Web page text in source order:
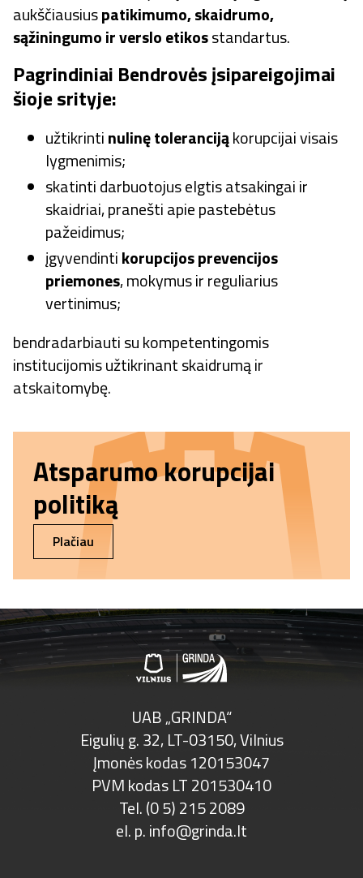
aukščiausiuspatikimumo, skaidrumo,
sąžiningumo ir verslo etikosstandartus.
Pagrindiniai Bendrovės įsipareigojimai
šioje srityje:
užtikrintinulinę tolerancijąkorupcijai visais
lygmenimis;
skatinti darbuotojus elgtis atsakingai ir
skaidriai, pranešti apie pastebėtus
pažeidimus;
įgyvendintikorupcijos prevencijos
priemones, mokymus ir reguliarius
vertinimus;
bendradarbiauti su kompetentingomis
institucijomis užtikrinant skaidrumą ir
atskaitomybę.
Atsparumo korupcijai
politiką
Plačiau
UAB „GRINDA“
Eigulių g. 32, LT-03150, Vilnius
Įmonės kodas 120153047
PVM kodas LT 201530410
Tel. (0 5) 215 2089
el. p.info@grinda.lt